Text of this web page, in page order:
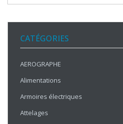
CATÉGORIES
AEROGRAPHE
Alimentations
Armoires électriques
Attelages